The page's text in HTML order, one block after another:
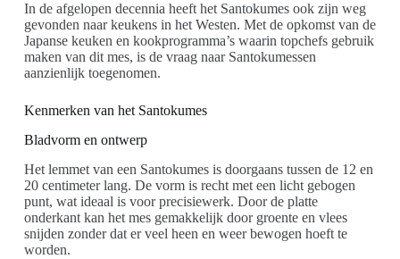
In de afgelopen decennia heeft het Santokumes ook zijn weg
gevonden naar keukens in het Westen. Met de opkomst van de
Japanse keuken en kookprogramma’s waarin topchefs gebruik
maken van dit mes, is de vraag naar Santokumessen
aanzienlijk toegenomen.
Kenmerken van het Santokumes
Bladvorm en ontwerp
Het lemmet van een Santokumes is doorgaans tussen de 12 en
20 centimeter lang. De vorm is recht met een licht gebogen
punt, wat ideaal is voor precisiewerk. Door de platte
onderkant kan het mes gemakkelijk door groente en vlees
snijden zonder dat er veel heen en weer bewogen hoeft te
worden.